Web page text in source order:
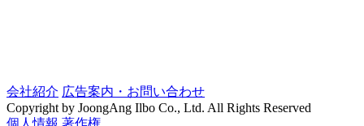
会社紹介 広告案内・お問い合わせ
Copyright by JoongAng Ilbo Co., Ltd. All Rights Reserved
個人情報 著作権